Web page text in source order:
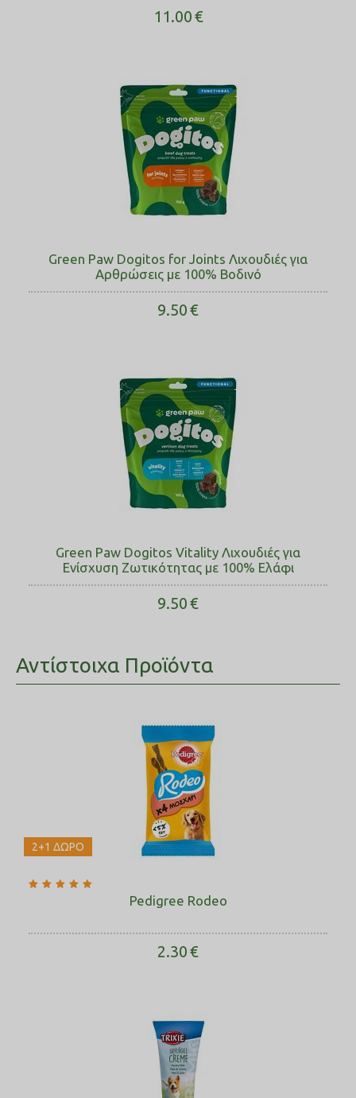
11.00€
Green Paw Dogitos for Joints Λιχουδιές για
Αρθρώσεις με 100% Βοδινό
9.50€
Green Paw Dogitos Vitality Λιχουδιές για
Ενίσχυση Ζωτικότητας με 100% Ελάφι
9.50€
Αντίστοιχα Προϊόντα
2+1 ΔΩΡΟ
Pedigree Rodeo
2.30€